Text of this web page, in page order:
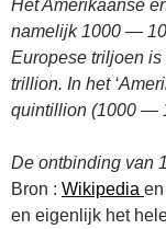
Het Amerikaanse
namelijk 1000 —
Europese triljoen
trillion. In het
quintillion (1000 —
De ontbinding van
Bron : Wikipedia
en eigenlijk het